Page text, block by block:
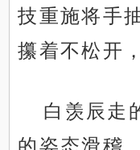
技重施将手
攥着不松开
白羡辰走
的姿态滑稽